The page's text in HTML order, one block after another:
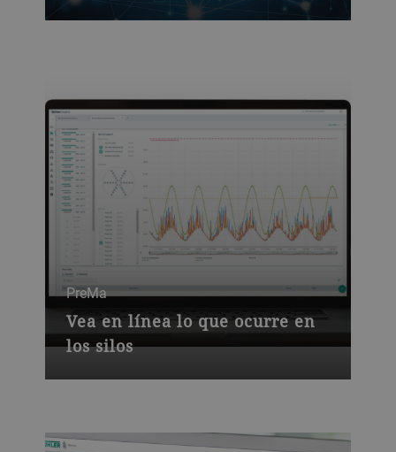
Benchmalting es uno de nuestros
PreMa
Vea en línea lo que ocurre en
los silos